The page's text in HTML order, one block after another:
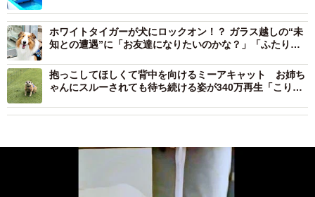
ホワイトタイガーが犬にロックオン！？ ガラス越しの“未
知との遭遇”に「お友達になりたいのかな？」「ふたりと
抱っこしてほしくて背中を向けるミーアキャット お姉ち
ゃんにスルーされても待ち続ける姿が340万再生「こりゃ